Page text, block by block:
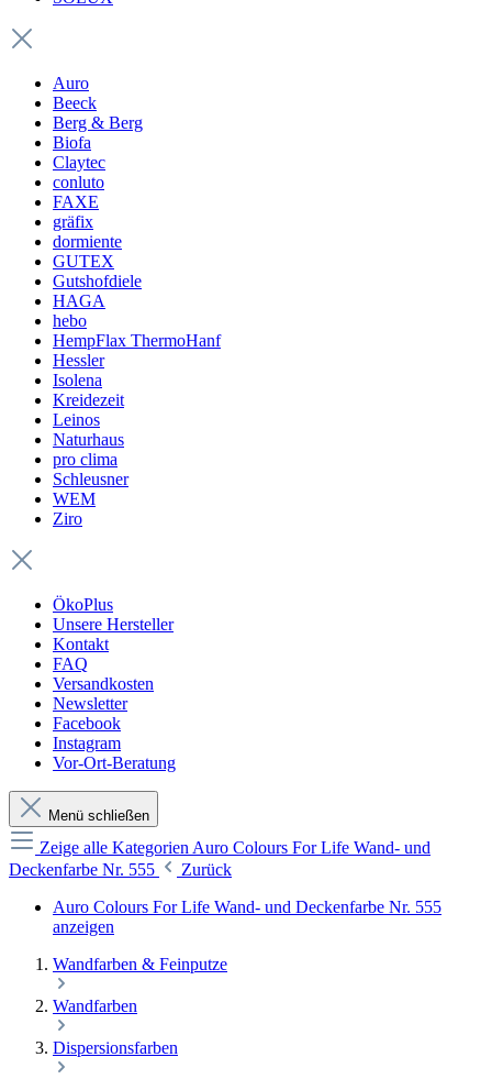
Auro
Beeck
Berg & Berg
Biofa
Claytec
conluto
FAXE
gräfix
dormiente
GUTEX
Gutshofdiele
HAGA
hebo
HempFlax ThermoHanf
Hessler
Isolena
Kreidezeit
Leinos
Naturhaus
pro clima
Schleusner
WEM
Ziro
ÖkoPlus
Unsere Hersteller
Kontakt
FAQ
Versandkosten
Newsletter
Facebook
Instagram
Vor-Ort-Beratung
Menü schließen
Zeige alle Kategorien Auro Colours For Life Wand- und
Deckenfarbe Nr. 555
Zurück
Auro Colours For Life Wand- und Deckenfarbe Nr. 555
anzeigen
Wandfarben & Feinputze
Wandfarben
Dispersionsfarben